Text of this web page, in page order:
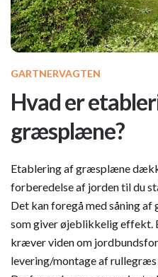
GARTNERVAGTEN
Hvad er
græsplæne?
Etablering af græsplæne
forberedelse af jorden til du
Det kan foregå med såning
som giver øjeblikkelig
kræver viden om
levering/montage af